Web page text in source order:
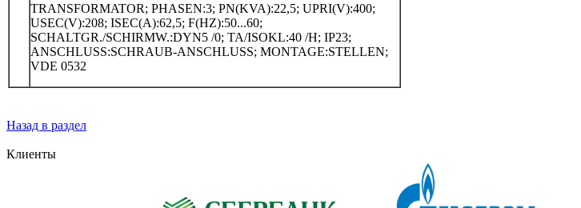
TRANSFORMATOR; PHASEN:3; PN(KVA):22,5; UPRI(V):400;
USEC(V):208; ISEC(A):62,5; F(HZ):50...60;
SCHALTGR./SCHIRMW.:DYN5 /0; TA/ISOKL:40 /H; IP23;
ANSCHLUSS:SCHRAUB-ANSCHLUSS; MONTAGE:STELLEN;
VDE 0532
Назад в раздел
Клиенты